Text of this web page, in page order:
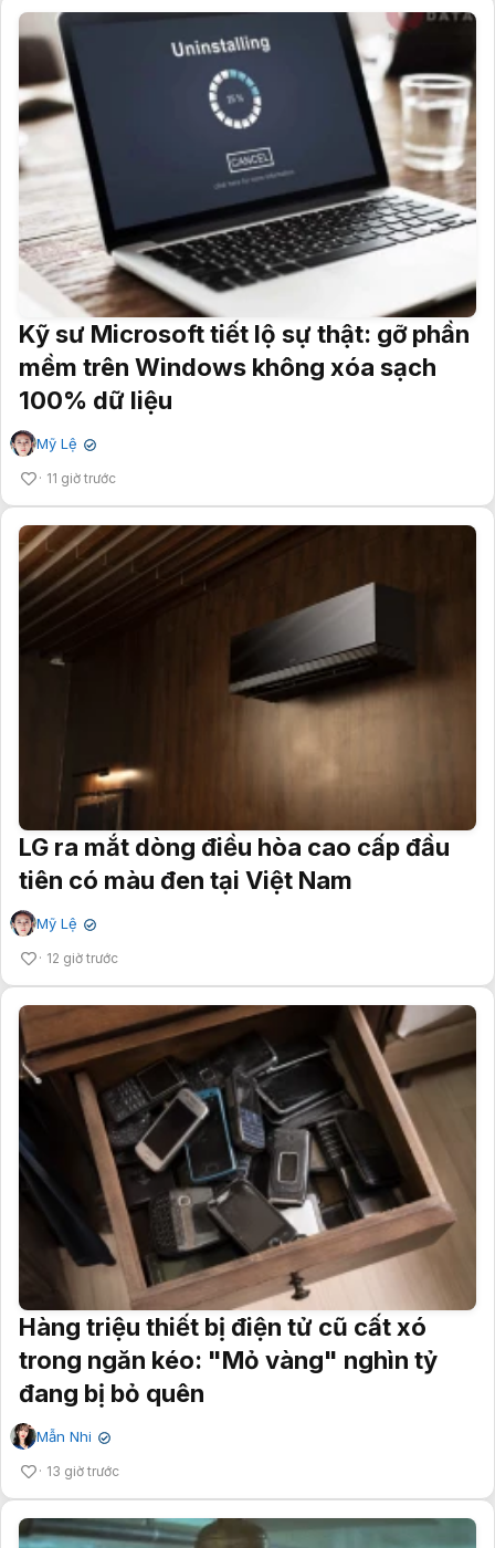
Kỹ sư Microsoft tiết lộ sự thật: gỡ phần
mềm trên Windows không xóa sạch
100% dữ liệu
Mỹ Lệ ✔
11 giờ trước
LG ra mắt dòng điều hòa cao cấp đầu
tiên có màu đen tại Việt Nam
Mỹ Lệ ✔
12 giờ trước
Hàng triệu thiết bị điện tử cũ cất xó
trong ngăn kéo: "Mỏ vàng" nghìn tỷ
đang bị bỏ quên
Mẫn Nhi ✔
13 giờ trước